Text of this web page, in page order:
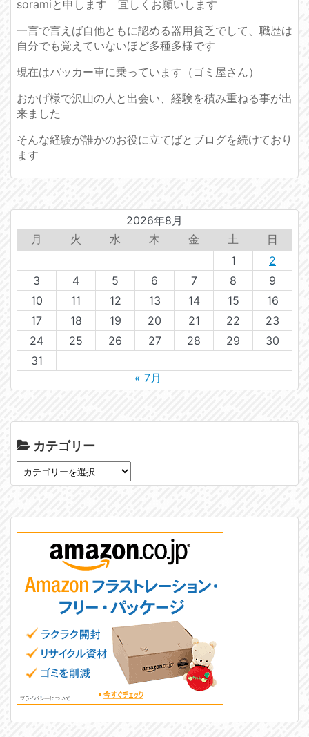
soramiと申します 宜しくお願いします
一言で言えば自他ともに認める器用貧乏でして、職歴は
自分でも覚えていないほど多種多様です
現在はパッカー車に乗っています（ゴミ屋さん）
おかげ様で沢山の人と出会い、経験を積み重ねる事が出
来ました
そんな経験が誰かのお役に立てばとブログを続けており
ます
2026年8月
月
火 水 木 金 土
日
1
2
3
4 5 6 7 8
9
10
11 12 13 14 15
16
17
18 19 20 21 22
23
24
25 26 27 28 29
30
31
« 7月
カテゴリー